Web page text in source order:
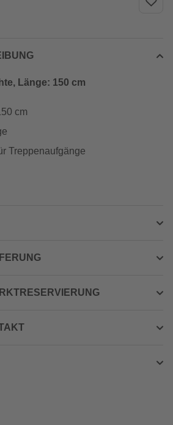
Länge: 150 cm
cm
Treppenaufgänge